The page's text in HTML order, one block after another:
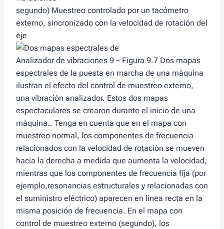
segundo) Muestreo controlado por un tacómetro
externo, sincronizado con la velocidad de rotación del
eje
Analizador de vibraciones 9 – Figura 9.7 Dos mapas
espectrales de la puesta en marcha de una máquina
ilustran el efecto del control de muestreo externo,
una vibración analizador. Estos dos mapas
espectaculares se crearon durante el inicio de una
máquina.. Tenga en cuenta que en el mapa con
muestreo normal, los componentes de frecuencia
relacionados con la velocidad de rotación se mueven
hacia la derecha a medida que aumenta la velocidad,
mientras que los componentes de frecuencia fija (por
ejemplo,resonancias estructurales y relacionadas con
el suministro eléctrico) aparecen en línea recta en la
misma posición de frecuencia. En el mapa con
control de muestreo externo (segundo), los